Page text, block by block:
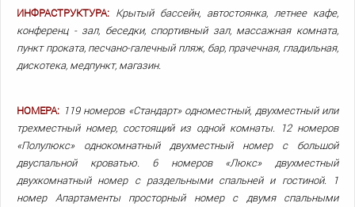
ИНФРАСТРУКТУРА: Крытый бассейн, автостоянка, летнее кафе,
конференц - зал, беседки, спортивный зал, массажная комната,
пункт проката, песчано-галечный пляж, бар, прачечная, гладильная,
дискотека, медпункт, магазин.
НОМЕРА: 119 номеров «Стандарт» одноместный, двухместный или
трехместный номер, состоящий из одной комнаты. 12 номеров
«Полулюкс» однокомнатный двухместный номер с большой
двуспальной кроватью. 6 номеров «Люкс» двухместный
двухкомнатный номер с раздельными спальней и гостиной. 1
номер Апартаменты просторный номер с двумя спальными